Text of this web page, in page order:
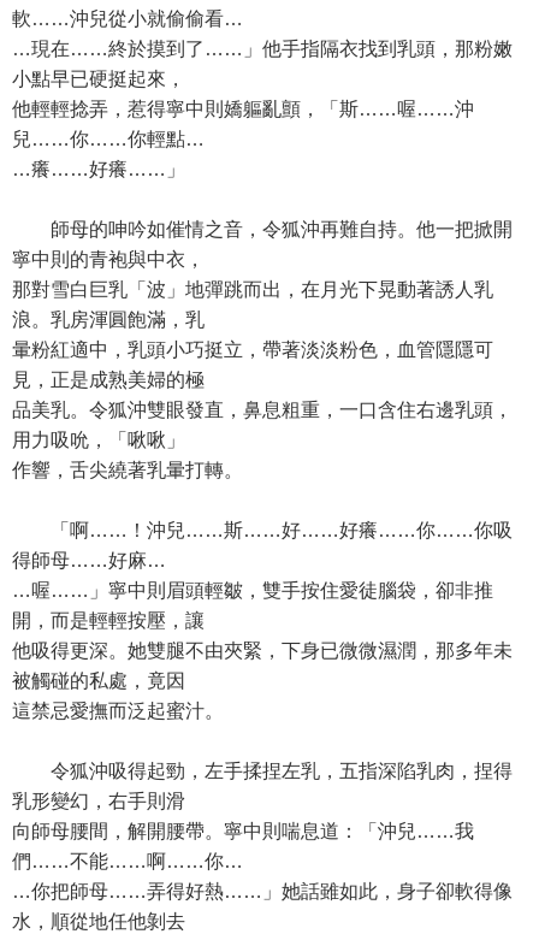
軟……沖兒從小就偷偷看…
…現在……終於摸到了……」他手指隔衣找到乳頭，那粉嫩
小點早已硬挺起來，
他輕輕捻弄，惹得寧中則嬌軀亂顫，「斯……喔……沖
兒……你……你輕點…
…癢……好癢……」
師母的呻吟如催情之音，令狐沖再難自持。他一把掀開
寧中則的青袍與中衣，
那對雪白巨乳「波」地彈跳而出，在月光下晃動著誘人乳
浪。乳房渾圓飽滿，乳
暈粉紅適中，乳頭小巧挺立，帶著淡淡粉色，血管隱隱可
見，正是成熟美婦的極
品美乳。令狐沖雙眼發直，鼻息粗重，一口含住右邊乳頭，
用力吸吮，「啾啾」
作響，舌尖繞著乳暈打轉。
「啊……！沖兒……斯……好……好癢……你……你吸
得師母……好麻…
…喔……」寧中則眉頭輕皺，雙手按住愛徒腦袋，卻非推
開，而是輕輕按壓，讓
他吸得更深。她雙腿不由夾緊，下身已微微濕潤，那多年未
被觸碰的私處，竟因
這禁忌愛撫而泛起蜜汁。
令狐沖吸得起勁，左手揉捏左乳，五指深陷乳肉，捏得
乳形變幻，右手則滑
向師母腰間，解開腰帶。寧中則喘息道：「沖兒……我
們……不能……啊……你…
…你把師母……弄得好熱……」她話雖如此，身子卻軟得像
水，順從地任他剝去